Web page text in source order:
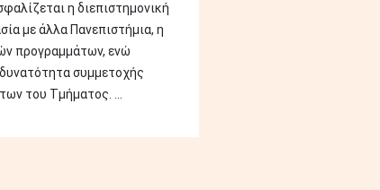
η διεπιστημονική
με άλλα Πανεπιστήμια, η
προγραμμάτων, ενώ
συμμετοχής
του Τμήματος. ...